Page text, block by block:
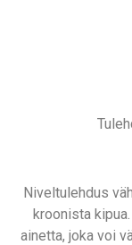
Niveltulehdus
kroonista
ainetta, joka voi